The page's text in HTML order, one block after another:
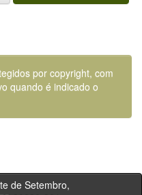
por copyright, com
quando é indicado o